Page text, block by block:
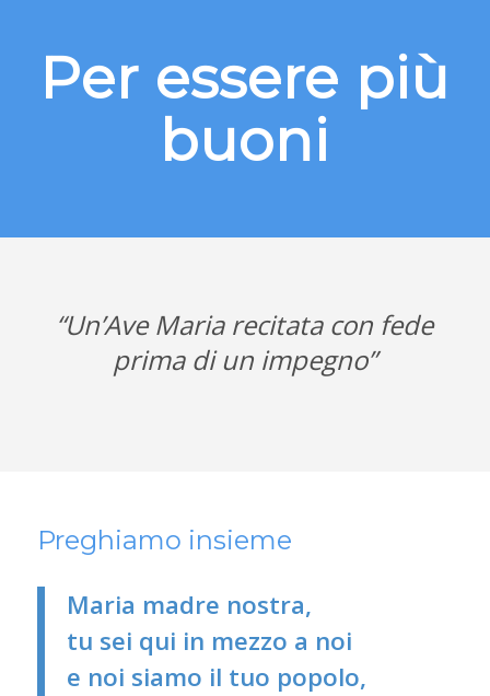
Per essere più
buoni
“Un’Ave Maria recitata con fede
prima di un impegno”
Preghiamo insieme
Maria madre nostra,
tu sei qui in mezzo a noi
e noi siamo il tuo popolo,